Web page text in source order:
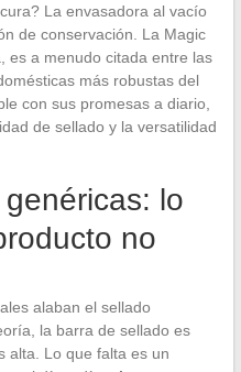
La envasadora al vacío
de conservación. La Magic
es a menudo citada entre las
más robustas del
con sus promesas a diario,
de sellado y la versatilidad
lo
no
alaban el sellado
la barra de sellado es
alta. Lo que falta es un